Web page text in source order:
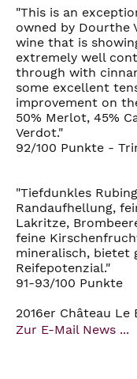
"This is an
owned by Dourthe
wine that is
extremely well
through with
some excellent
improvement on
50% Merlot, 45%
Verdot."
92/100 Punkte -
"Tiefdunkles
Randaufhellung,
Lakritze,
feine
mineralisch, bietet
Reifepotenzial."
91-93/100 Punkte
2016er Château
Zur E-Mail News ...